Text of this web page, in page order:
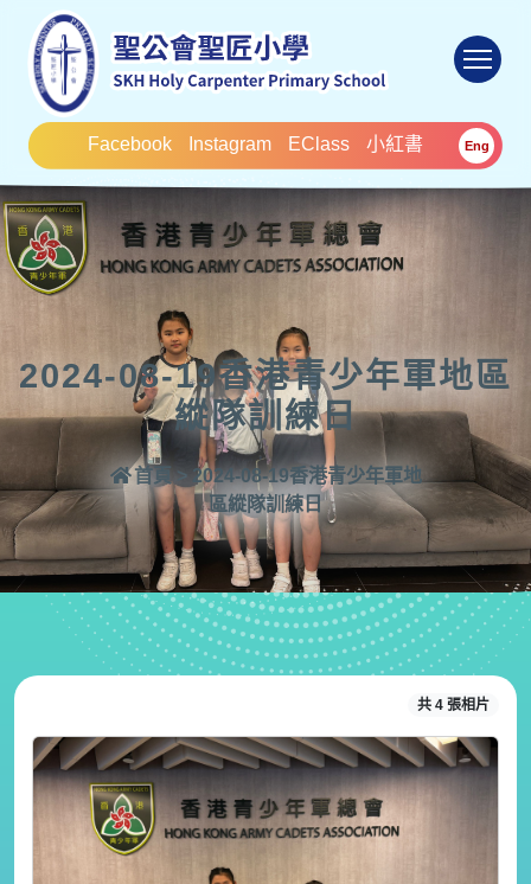
Facebook Instagram EClass 小紅書 Eng
2024-08-19香港青少年軍地區
縱隊訓練日
首頁 > 2024-08-19香港青少年軍地
區縱隊訓練日
共 4 張相片